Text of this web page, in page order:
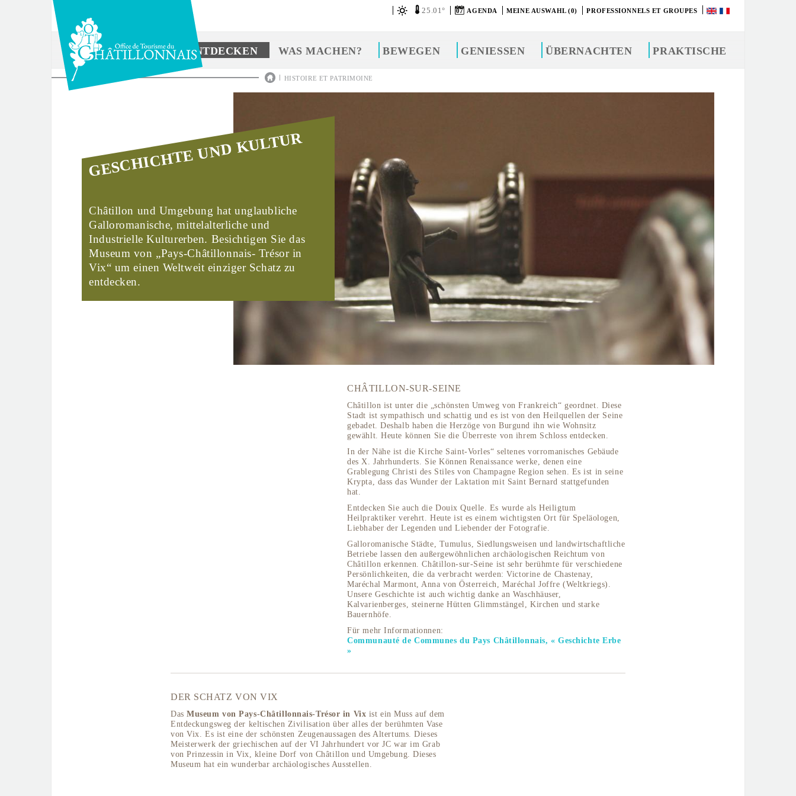
25.01° 07 AGENDA MEINE AUSWAHL (0) PROFESSIONNELS ET GROUPES
ENTDECKEN WAS MACHEN? BEWEGEN GENIESSEN ÜBERNACHTEN PRAKTISCHE
Sie
| HISTOIRE ET PATRIMOINE
GESCHICHTE UND KULTUR
Châtillon und Umgebung hat unglaubliche
Galloromanische, mittelalterliche und
Industrielle Kulturerben. Besichtigen Sie das
Museum von „Pays-Châtillonnais- Trésor in
Vix“ um einen Weltweit einziger Schatz zu
entdecken.
CHÂTILLON-SUR-SEINE
Châtillon ist unter die „schönsten Umweg von Frankreich“ geordnet. Diese
Stadt ist sympathisch und schattig und es ist von den Heilquellen der Seine
gebadet. Deshalb haben die Herzöge von Burgund ihn wie Wohnsitz
gewählt. Heute können Sie die Überreste von ihrem Schloss entdecken.
In der Nähe ist die Kirche Saint-Vorles“ seltenes vorromanisches Gebäude
des X. Jahrhunderts. Sie Können Renaissance werke, denen eine
Grablegung Christi des Stiles von Champagne Region sehen. Es ist in seine
Krypta, dass das Wunder der Laktation mit Saint Bernard stattgefunden
hat.
Entdecken Sie auch die Douix Quelle. Es wurde als Heiligtum
Heilpraktiker verehrt. Heute ist es einem wichtigsten Ort für Speläologen,
Liebhaber der Legenden und Liebender der Fotografie.
Galloromanische Städte, Tumulus, Siedlungsweisen und landwirtschaftliche
Betriebe lassen den außergewöhnlichen archäologischen Reichtum von
Châtillon erkennen. Châtillon-sur-Seine ist sehr berühmte für verschiedene
Persönlichkeiten, die da verbracht werden: Victorine de Chastenay,
Maréchal Marmont, Anna von Österreich, Maréchal Joffre (Weltkriegs).
Unsere Geschichte ist auch wichtig danke an Waschhäuser,
Kalvarienberges, steinerne Hütten Glimmstängel, Kirchen und starke
Bauernhöfe.
Für mehr Informationnen:
Communauté de Communes du Pays Châtillonnais, « Geschichte Erbe
»
DER SCHATZ VON VIX
DasMuseum von Pays-Châtillonnais-Trésor in Vix ist ein Muss auf dem
Entdeckungsweg der keltischen Zivilisation über alles der berühmten Vase
von Vix. Es ist eine der schönsten Zeugenaussagen des Altertums. Dieses
Meisterwerk der griechischen auf der VI Jahrhundert vor JC war im Grab
von Prinzessin in Vix, kleine Dorf von Châtillon und Umgebung. Dieses
Museum hat ein wunderbar archäologisches Ausstellen.